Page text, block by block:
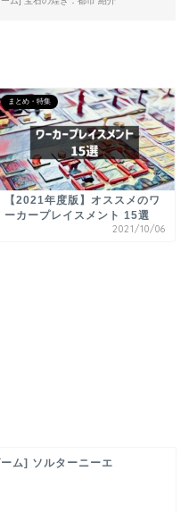
まとめ・特集
【2021年度版】オススメのワ
ーカープレイスメント 15選
2021/10/06
ム] ソルターニーエ